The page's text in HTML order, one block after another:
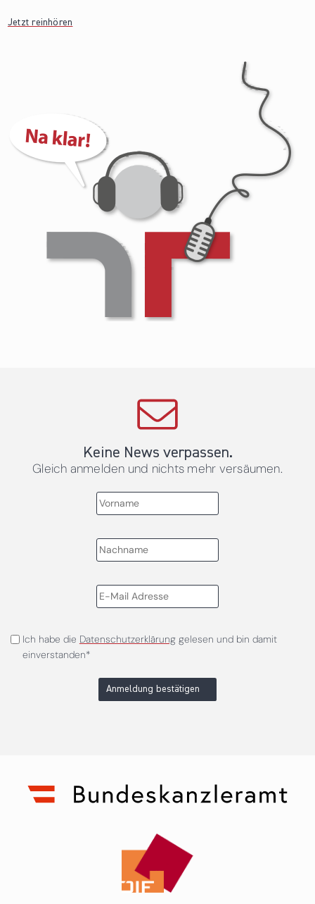
Jetzt reinhören
Keine News verpassen.
Gleich anmelden und nichts mehr versäumen.
Ich habe die Datenschutzerklärunggelesen und bin damit
einverstanden*
Anmeldung bestätigen